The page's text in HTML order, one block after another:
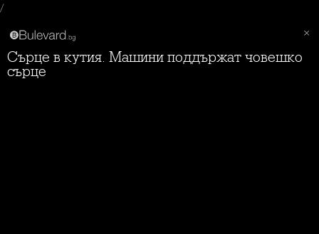
/
Сърце в кутия. Машини поддържат човешко
сърце